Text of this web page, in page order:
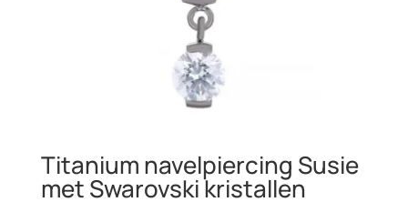
Titanium navelpiercing Susie
met Swarovski kristallen